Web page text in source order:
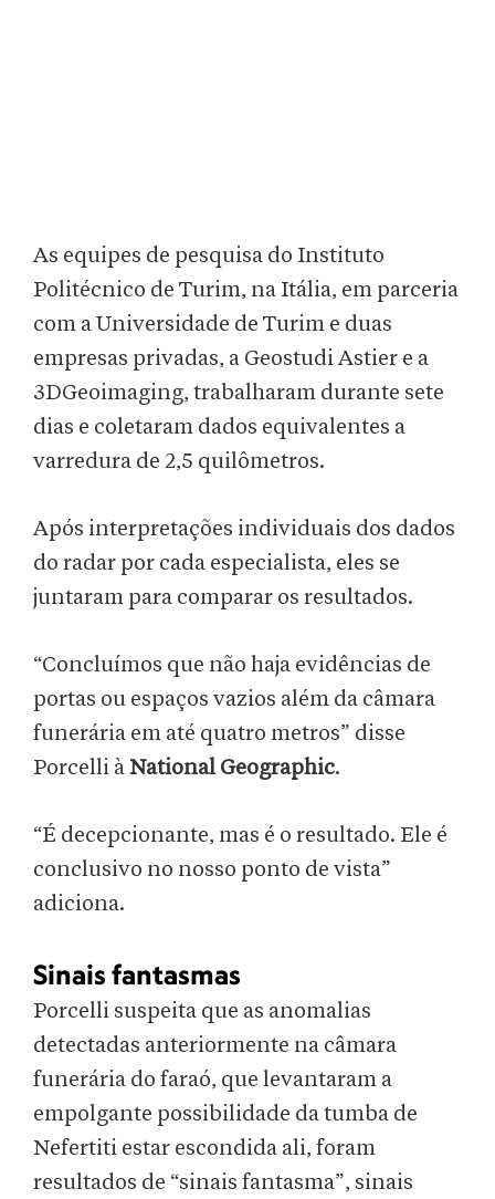
As equipes de pesquisa do Instituto
Politécnico de Turim, na Itália, em parceria
com a Universidade de Turim e duas
empresas privadas, a Geostudi Astier e a
3DGeoimaging, trabalharam durante sete
dias e coletaram dados equivalentes a
varredura de 2,5 quilômetros.
Após interpretações individuais dos dados
do radar por cada especialista, eles se
juntaram para comparar os resultados.
“Concluímos que não haja evidências de
portas ou espaços vazios além da câmara
funerária em até quatro metros” disse
Porcelli à National Geographic.
“É decepcionante, mas é o resultado. Ele é
conclusivo no nosso ponto de vista”
adiciona.
Sinais fantasmas
Porcelli suspeita que as anomalias
detectadas anteriormente na câmara
funerária do faraó, que levantaram a
empolgante possibilidade da tumba de
Nefertiti estar escondida ali, foram
resultados de “sinais fantasma”, sinais